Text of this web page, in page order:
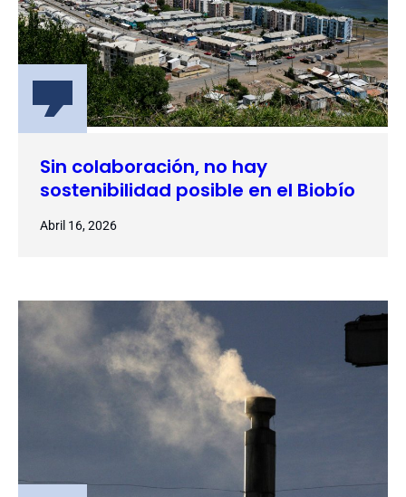
Sin colaboración, no hay
sostenibilidad posible en el Biobío
Abril 16, 2026